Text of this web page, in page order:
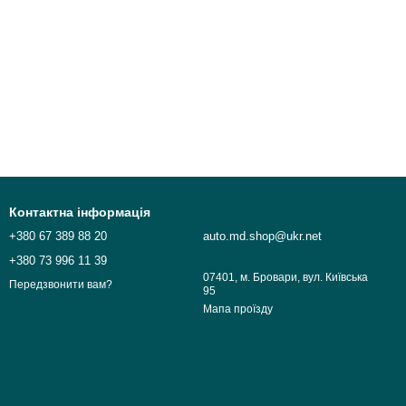
Контактна інформація
+380 67 389 88 20
+380 73 996 11 39
Передзвонити вам?
auto.md.shop@ukr.net
07401, м. Бровари, вул. Київська
95
Мапа проїзду